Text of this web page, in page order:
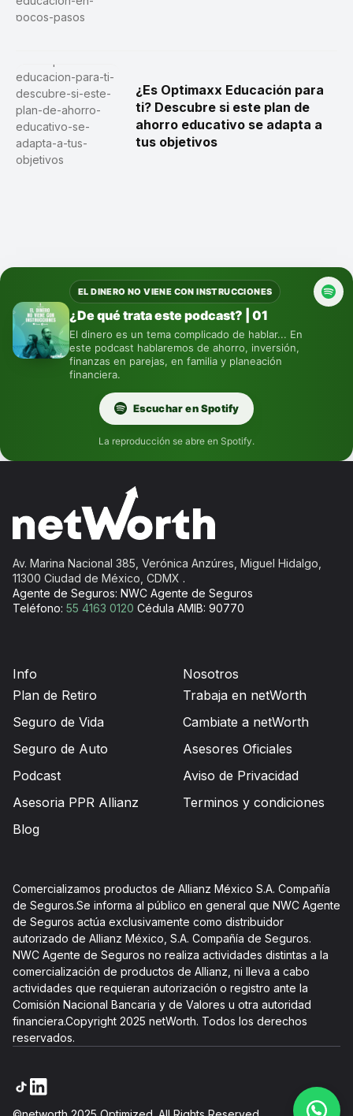
¿Es Optimaxx Educación para
ti? Descubre si este plan de
ahorro educativo se adapta a
tus objetivos
EL DINERO NO VIENE CON INSTRUCCIONES
¿De qué trata este podcast? | 01
El dinero es un tema complicado de hablar... En
este podcast hablaremos de ahorro, inversión,
finanzas en parejas, en familia y planeación
financiera.
Escuchar en Spotify
La reproducción se abre en Spotify.
Av. Marina Nacional 385, Verónica Anzúres, Miguel Hidalgo,
11300 Ciudad de México, CDMX .
Agente de Seguros: NWC Agente de Seguros
Teléfono: 55 4163 0120 Cédula AMIB: 90770
Info
Plan de Retiro
Seguro de Vida
Seguro de Auto
Podcast
Asesoria PPR Allianz
Blog
Nosotros
Trabaja en netWorth
Cambiate a netWorth
Asesores Oficiales
Aviso de Privacidad
Terminos y condiciones
Comercializamos productos de Allianz México S.A. Compañía
de Seguros.Se informa al público en general que NWC Agente
de Seguros actúa exclusivamente como distribuidor
autorizado de Allianz México, S.A. Compañía de Seguros.
NWC Agente de Seguros no realiza actividades distintas a la
comercialización de productos de Allianz, ni lleva a cabo
actividades que requieran autorización o registro ante la
Comisión Nacional Bancaria y de Valores u otra autoridad
financiera.Copyright 2025 netWorth. Todos los derechos
reservados.